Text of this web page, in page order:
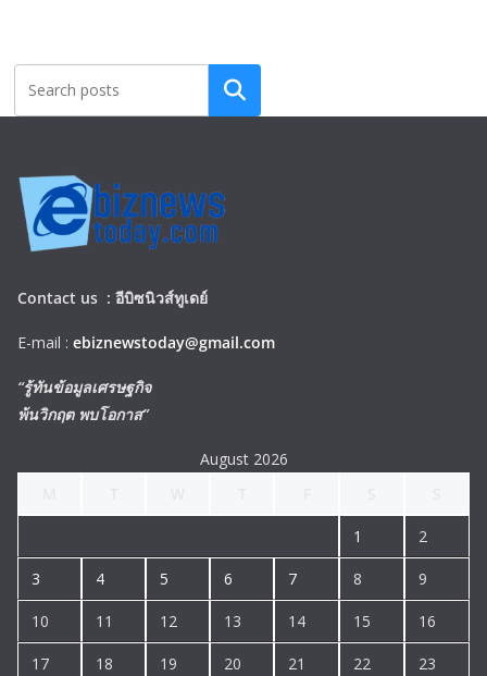
Search
Contact us : อีบิซนิวส์ทูเดย์
E-mail : ebiznewstoday@gmail.com
“รู้ทันข้อมูลเศรษฐกิจ
พ้นวิกฤต พบโอกาส”
August 2026
1 2
3 4 5 6 7 8 9
10 11 12 13 14 15 16
17 18 19 20 21 22 23